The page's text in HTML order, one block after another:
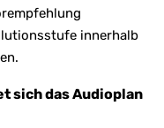
innerhalb
sich das Audioplan